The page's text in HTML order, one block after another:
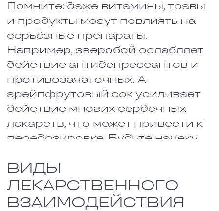
Некоторые лекарства друг
другу не мешают. Но так везёт не
всегда. Часто препараты
начинают конфликтовать, и
происходит это на разных
этапах.
Например:
Прямо в шприце. Бывает, что
два лекарства начинают
реагировать ещё до того, как
попали в организм. Поэтому
одном шприце. Неизвестно,
чем это кончится.
При всасывании в желудке.
Лекарства могут мешать друг
другу всасываться. Например,